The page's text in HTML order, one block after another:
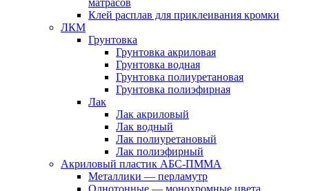
матрасов
Клей расплав для приклеивания кромки
ЛКМ
Грунтовка
Грунтовка акриловая
Грунтовка водная
Грунтовка полиуретановая
Грунтовка полиэфирная
Лак
Лак акриловый
Лак водный
Лак полиуретановый
Лак полиэфирный
Акриловый пластик АБС-ПММА
Металлики — перламутр
Однотонные — монохромные цвета